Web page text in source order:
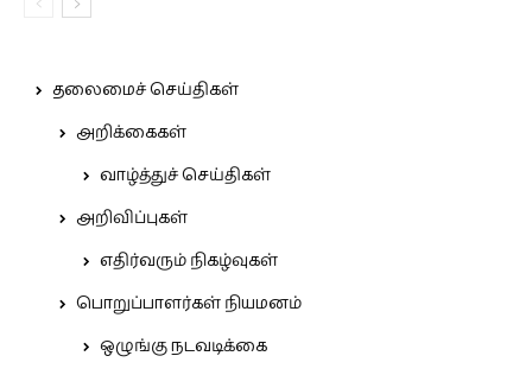
தலைமைச் செய்திகள்
அறிக்கைகள்
வாழ்த்துச் செய்திகள்
அறிவிப்புகள்
எதிர்வரும் நிகழ்வுகள்
பொறுப்பாளர்கள் நியமனம்
ஒழுங்கு நடவடிக்கை